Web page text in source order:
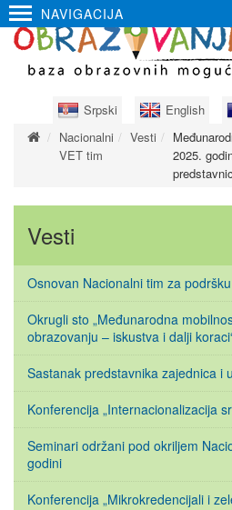
NAVIGACIJA
Srpski English
Nacionalni
VET tim
Vesti
2025.
Vesti
Osnovan Nacionalni tim za
Okrugli sto „Međunarodna
obrazovanju – iskustva i dalji
Sastanak predstavnika zajednica i
Konferencija „Internacionalizacija
Seminari održani pod okriljem
godini
Konferencija „Mikrokredencijali i